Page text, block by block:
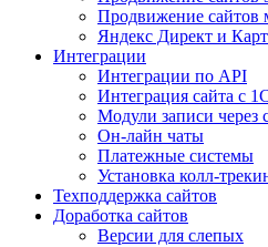
Продвижение сайтов
Яндекс Директ и
Интеграции
Интеграции по API
Интеграция сайта с
Модули записи через
Он-лайн чаты
Платежные системы
Установка колл-
Техподдержка сайтов
Доработка сайтов
Версии для слепых